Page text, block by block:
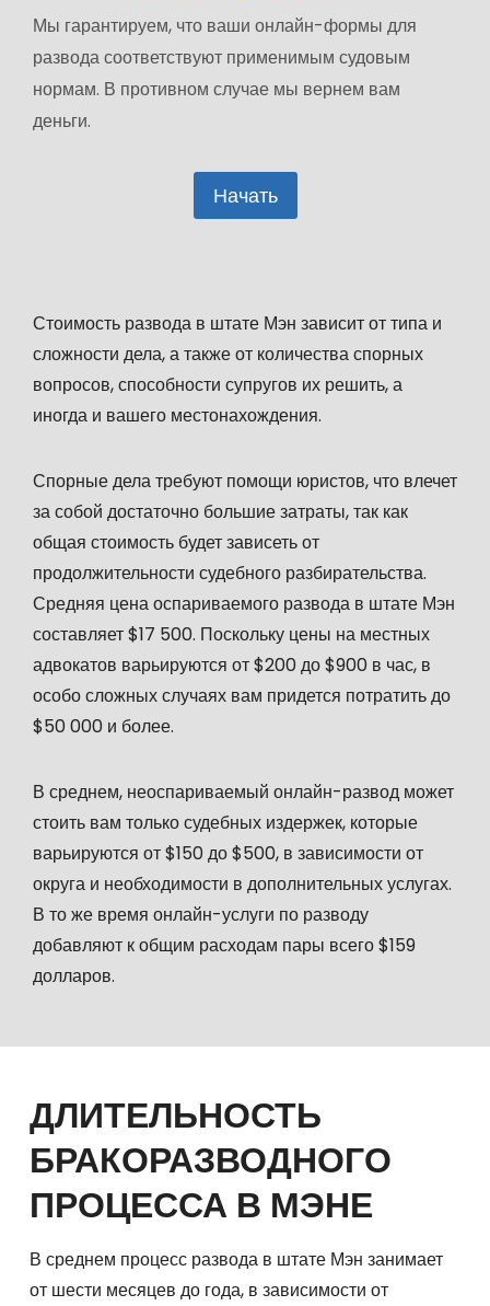
Мы гарантируем, что ваши онлайн-формы для
развода соответствуют применимым судовым
нормам. В противном случае мы вернем вам
деньги.
Начать
Стоимость развода в штате Мэн зависит от типа и
сложности дела, а также от количества спорных
вопросов, способности супругов их решить, а
иногда и вашего местонахождения.
Спорные дела требуют помощи юристов, что влечет
за собой достаточно большие затраты, так как
общая стоимость будет зависеть от
продолжительности судебного разбирательства.
Средняя цена оспариваемого развода в штате Мэн
составляет $17 500. Поскольку цены на местных
адвокатов варьируются от $200 до $900 в час, в
особо сложных случаях вам придется потратить до
$50 000 и более.
В среднем, неоспариваемый онлайн-развод может
стоить вам только судебных издержек, которые
варьируются от $150 до $500, в зависимости от
округа и необходимости в дополнительных услугах.
В то же время онлайн-услуги по разводу
добавляют к общим расходам пары всего $159
долларов.
ДЛИТЕЛЬНОСТЬ
БРАКОРАЗВОДНОГО
ПРОЦЕССА В МЭНЕ
В среднем процесс развода в штате Мэн занимает
от шести месяцев до года, в зависимости от